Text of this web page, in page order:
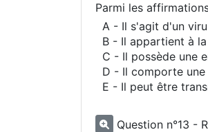
Parmi les
A - Il s'agit d'un
B - Il appartient à
C - Il possède une
D - Il comporte
E - Il peut être
Question n°13 -